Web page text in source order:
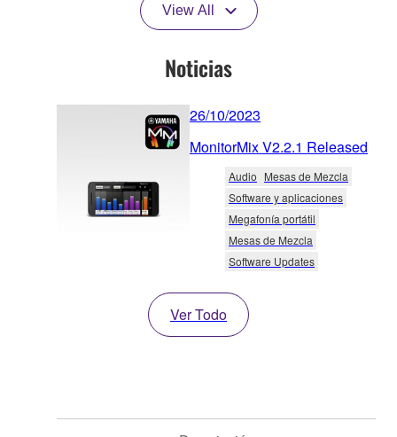
View All
Noticias
26/10/2023
MonitorMix V2.2.1 Released
Audio Mesas de Mezcla
Software y aplicaciones
Megafonía portátil
Mesas de Mezcla
Software Updates
Ver Todo